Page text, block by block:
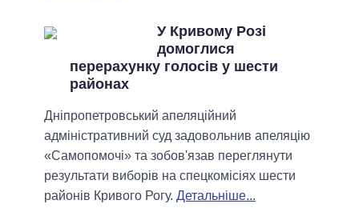
У Кривому Розі
домоглися
перерахунку голосів у шести
районах
Дніпропетровський апеляційний
адміністративний суд задовольнив апеляцію
«Самопомочі» та зобов'язав переглянути
результати виборів на спецкомісіях шести
районів Кривого Рогу. Детальніше...